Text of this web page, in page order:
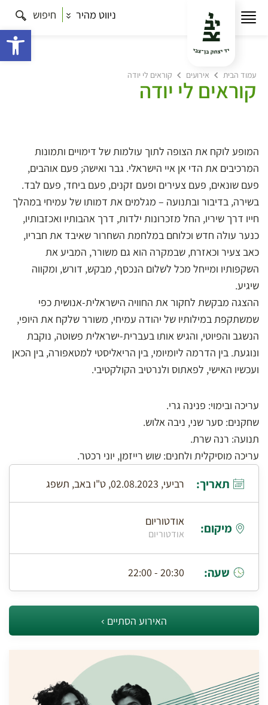
ניווט מהיר חיפוש
עמוד הבית אירועים קוראים לי יודה
קוראים לי יודה
המופע לוקח את הצופה לתוך עולמות של דימויים ותמונות
המרכיבים את הדי אן איי הישראלי. גבר ואישה; פעם אוהבים,
פעם שונאים, פעם צעירים ופעם זקנים, פעם ביחד, פעם לבד.
בשירה, בדיבור ובתנועה – מגלמים את דמותו של עמיחי במהלך
חייו דרך שיריו, החל מזכרונות ילדות, דרך אהבותיו ואכזבותיו,
כנער עולה חדש וכלוחם במלחמת השחרור שאיבד את חבריו,
כאב צעיר וכאזרח, שבמקרה הוא גם משורר, המביע את
השקפותיו ומייחל מכל לשלום הנכסף, מבקש, דורש, ומקווה
שיגיע.
ההצגה מבקשת לחקור את החוויה הישראלית-אנושית כפי
שמשתקפת במילותיו של יהודה עמיחי, משורר שלקח את היופי,
הנשגב והפיוטי, והגיש אותו בעברית-ישראלית פשוטה, נוקבת
ונוגעת. בין הדרמה ליומיומי, בין הריאליסטי למטאפורה, בין הכאן
ועכשיו האישי, לפאתוס ולנרטיב הקולקטיבי.
עריכה ובימוי: פנינה גרי.
שחקנים: סער שני, ניבה אלוש.
תנועה: רנה שרת.
עריכה מוסיקלית ולחנים: שוש רייזמן, יוני רכטר.
תאריך: רביעי, 02.08.2023, ט"ו באב, תשפג
מיקום: אודטוריום
אודטוריום
שעה: 20:30 - 22:00
האירוע הסתיים